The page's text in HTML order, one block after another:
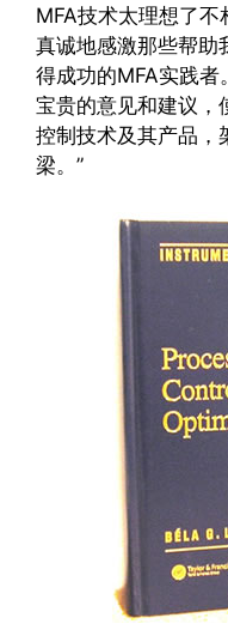
MFA技术太理想了
真诚地感激那些帮助
得成功的MFA实践者
宝贵的意见和建议，
控制技术及其产品，
梁。”